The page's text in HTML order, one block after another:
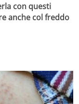
con questi
anche col freddo